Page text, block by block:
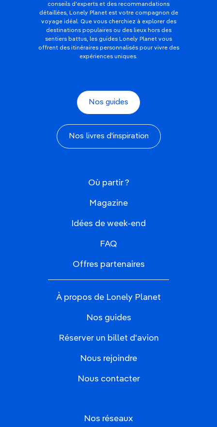
conseils d'experts et des recommandations
détaillées, Lonely Planet est votre compagnon de
voyage idéal. Que vous cherchiez à explorer des
destinations populaires ou des lieux hors des
sentiers battus, les guides Lonely Planet vous
offrent des itinéraires personnalisés pour vivre des
expériences uniques.
Nos guides
Nos livres d'inspiration
Où partir ?
Magazine
Idées de week-end
FAQ
Offres partenaires
À propos de Lonely Planet
Nos guides
Réserver un billet d'avion
Nous rejoindre
Nous contacter
Nos réseaux